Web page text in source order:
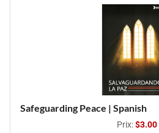
Safeguarding Peace | Spanish
Prix:$3.00